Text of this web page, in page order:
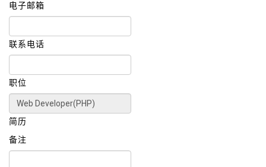
电子邮箱
联系电话
职位
简历
备注